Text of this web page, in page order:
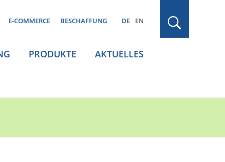
E-COMMERCE BESCHAFFUNG DE EN
PRODUKTE AKTUELLES